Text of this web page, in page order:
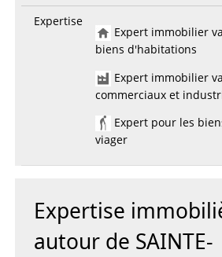
Expertise
Expert immobilier
biens d'habitations
Expert immobilier
commerciaux et
Expert pour les
viager
Expertise
autour de SAINTE-